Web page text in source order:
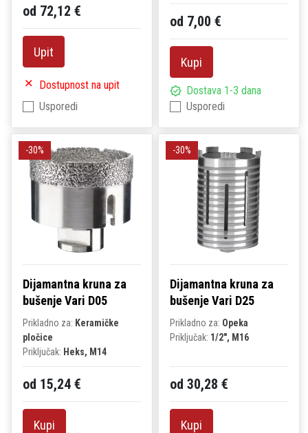
od 72,12 €
Upit
Dostupnost na upit
Usporedi
od 7,00 €
Kupi
Dostava 1-3 dana
Usporedi
Dijamantna kruna za
bušenje Vari D05
Prikladno za: Keramičke
pločice
Priključak: Heks, M14
od 15,24 €
Kupi
-30%
Dijamantna kruna za
bušenje Vari D25
Prikladno za: Opeka
Priključak: 1/2", M16
od 30,28 €
Kupi
-30%